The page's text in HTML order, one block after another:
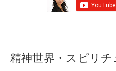
精神世界・スピリ